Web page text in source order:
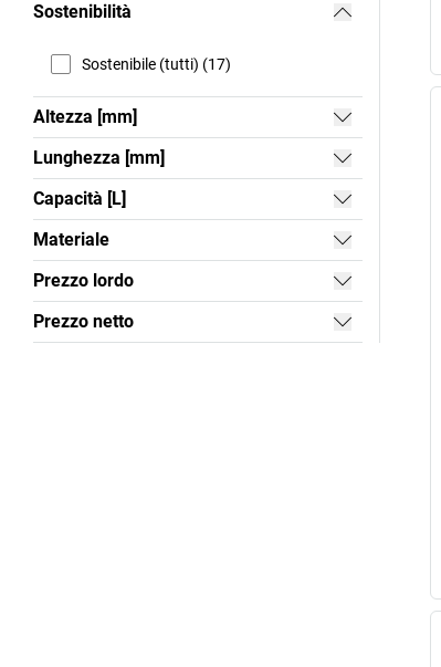
Sostenibilità
Sostenibile (tutti) (17)
Altezza [mm]
Lunghezza [mm]
Capacità [L]
Materiale
Prezzo lordo
Prezzo netto